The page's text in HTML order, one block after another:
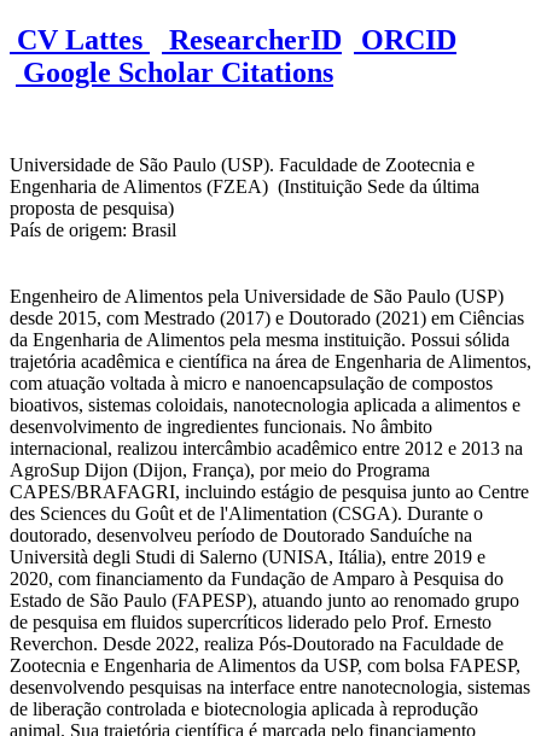
CV Lattes
ResearcherID
ORCID
Google Scholar Citations
Universidade de São Paulo (USP). Faculdade de Zootecnia e
Engenharia de Alimentos (FZEA) (Instituição Sede da última
proposta de pesquisa)
País de origem: Brasil
Engenheiro de Alimentos pela Universidade de São Paulo (USP)
desde 2015, com Mestrado (2017) e Doutorado (2021) em Ciências
da Engenharia de Alimentos pela mesma instituição. Possui sólida
trajetória acadêmica e científica na área de Engenharia de Alimentos,
com atuação voltada à micro e nanoencapsulação de compostos
bioativos, sistemas coloidais, nanotecnologia aplicada a alimentos e
desenvolvimento de ingredientes funcionais. No âmbito
internacional, realizou intercâmbio acadêmico entre 2012 e 2013 na
AgroSup Dijon (Dijon, França), por meio do Programa
CAPES/BRAFAGRI, incluindo estágio de pesquisa junto ao Centre
des Sciences du Goût et de l'Alimentation (CSGA). Durante o
doutorado, desenvolveu período de Doutorado Sanduíche na
Università degli Studi di Salerno (UNISA, Itália), entre 2019 e
2020, com financiamento da Fundação de Amparo à Pesquisa do
Estado de São Paulo (FAPESP), atuando junto ao renomado grupo
de pesquisa em fluidos supercríticos liderado pelo Prof. Ernesto
Reverchon. Desde 2022, realiza Pós-Doutorado na Faculdade de
Zootecnia e Engenharia de Alimentos da USP, com bolsa FAPESP,
desenvolvendo pesquisas na interface entre nanotecnologia, sistemas
de liberação controlada e biotecnologia aplicada à reprodução
animal. Sua trajetória científica é marcada pelo financiamento